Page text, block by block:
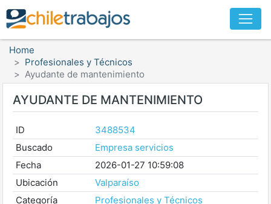
Home
Profesionales y Técnicos
Ayudante de mantenimiento
AYUDANTE DE MANTENIMIENTO
ID
3488534
Buscado
Empresa servicios
Fecha
2026-01-27 10:59:08
Ubicación
Valparaíso
Categoría
Profesionales y Técnicos